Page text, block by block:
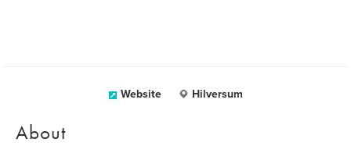
Website Hilversum
About